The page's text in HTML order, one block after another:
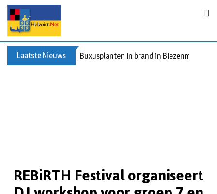
Laatste Nieuws Buxusplanten in brand in Biezenmortel,
REBiRTH Festival organiseert